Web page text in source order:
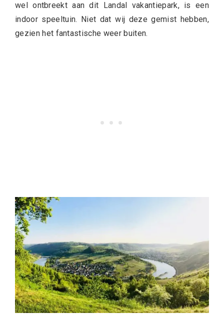
wel ontbreekt aan dit Landal vakantiepark, is een
indoor speeltuin. Niet dat wij deze gemist hebben,
gezien het fantastische weer buiten.